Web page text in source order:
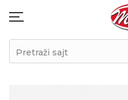
Pretraži sajt